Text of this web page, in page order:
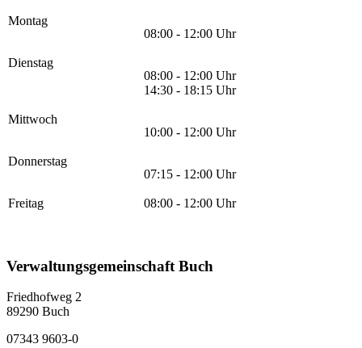
Montag
08:00 - 12:00 Uhr
Dienstag
08:00 - 12:00 Uhr
14:30 - 18:15 Uhr
Mittwoch
10:00 - 12:00 Uhr
Donnerstag
07:15 - 12:00 Uhr
Freitag 08:00 - 12:00 Uhr
Verwaltungsgemeinschaft Buch
Friedhofweg 2
89290 Buch
07343 9603-0